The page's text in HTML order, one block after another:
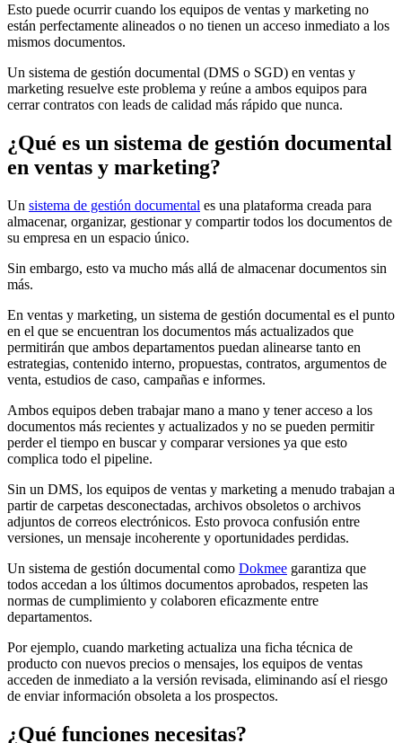
Esto puede ocurrir cuando los equipos de ventas y marketing no
están perfectamente alineados o no tienen un acceso inmediato a los
mismos documentos.
Un sistema de gestión documental (DMS o SGD) en ventas y
marketing resuelve este problema y reúne a ambos equipos para
cerrar contratos con leads de calidad más rápido que nunca.
¿Qué es un sistema de gestión documental
en ventas y marketing?
Un sistema de gestión documental es una plataforma creada para
almacenar, organizar, gestionar y compartir todos los documentos de
su empresa en un espacio único.
Sin embargo, esto va mucho más allá de almacenar documentos sin
más.
En ventas y marketing, un sistema de gestión documental es el punto
en el que se encuentran los documentos más actualizados que
permitirán que ambos departamentos puedan alinearse tanto en
estrategias, contenido interno, propuestas, contratos, argumentos de
venta, estudios de caso, campañas e informes.
Ambos equipos deben trabajar mano a mano y tener acceso a los
documentos más recientes y actualizados y no se pueden permitir
perder el tiempo en buscar y comparar versiones ya que esto
complica todo el pipeline.
Sin un DMS, los equipos de ventas y marketing a menudo trabajan a
partir de carpetas desconectadas, archivos obsoletos o archivos
adjuntos de correos electrónicos. Esto provoca confusión entre
versiones, un mensaje incoherente y oportunidades perdidas.
Un sistema de gestión documental como Dokmee garantiza que
todos accedan a los últimos documentos aprobados, respeten las
normas de cumplimiento y colaboren eficazmente entre
departamentos.
Por ejemplo, cuando marketing actualiza una ficha técnica de
producto con nuevos precios o mensajes, los equipos de ventas
acceden de inmediato a la versión revisada, eliminando así el riesgo
de enviar información obsoleta a los prospectos.
¿Qué funciones necesitas?